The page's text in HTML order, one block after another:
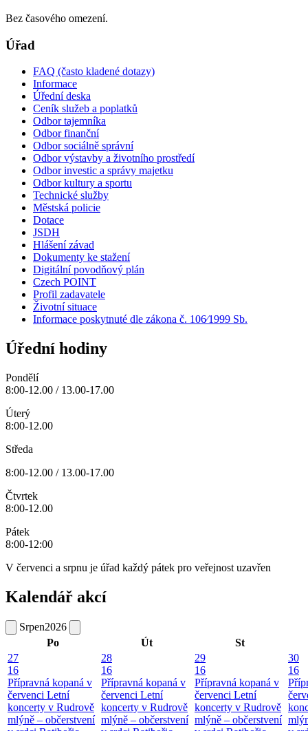
Bez časového omezení.
Úřad
FAQ (často kladené dotazy)
Informace
Úřední deska
Ceník služeb a poplatků
Odbor tajemníka
Odbor finanční
Odbor sociálně správní
Odbor výstavby a životního prostředí
Odbor investic a správy majetku
Odbor kultury a sportu
Technické služby
Městská policie
Dotace
JSDH
Hlášení závad
Dokumenty ke stažení
Digitální povodňový plán
Czech POINT
Profil zadavatele
Životní situace
Informace poskytnuté dle zákona č. 106⁄1999 Sb.
Úřední hodiny
Pondělí
8:00-12.00 / 13.00-17.00
Úterý
8:00-12.00
Středa
8:00-12.00 / 13.00-17.00
Čtvrtek
8:00-12.00
Pátek
8:00-12:00
V červenci a srpnu je úřad každý pátek pro veřejnost uzavřen
Kalendář akcí
Srpen2026
Po
Út
St
27
16
Přípravná kopaná v
červenci Letní
koncerty v Rudrově
mlýně – občerstvení
28
16
Přípravná kopaná v
červenci Letní
koncerty v Rudrově
mlýně – občerstvení
29
16
Přípravná kopaná v
červenci Letní
koncerty v Rudrově
mlýně – občerstvení
30
16